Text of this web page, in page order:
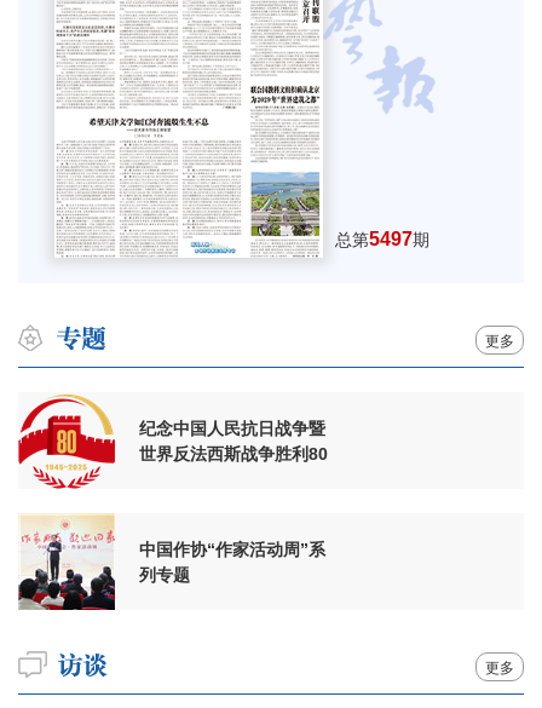
总第5497期
更多
纪念中国人民抗日战争暨
世界反法西斯战争胜利80
中国作协“作家活动周”系
列专题
更多